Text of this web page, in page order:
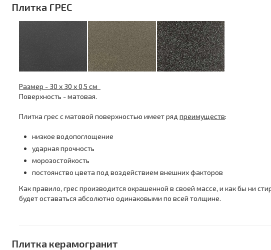
Плитка ГРЕС
Размер - 30 x 30 х 0,5 см
Поверхность - матовая.
Плитка грес с матовой поверхностью имеет ряд преимуществ:
низкое водопоглощение
ударная прочность
морозостойкость
постоянство цвета под воздействием внешних факторов
Как правило, грес производится окрашенной в своей массе, и как бы ни
будет оставаться абсолютно одинаковыми по всей толщине.
Плитка керамогранит